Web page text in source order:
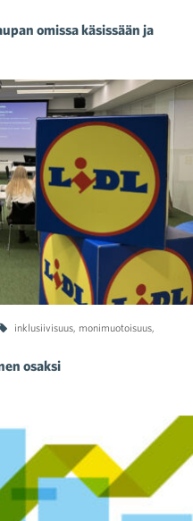
omissa käsissään ja
inklusiivisuus, monimuotoisuus,
osaksi